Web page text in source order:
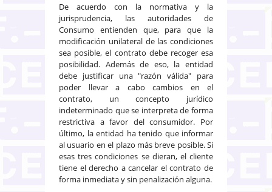
De acuerdo con la normativa y la
jurisprudencia, las autoridades de
Consumo entienden que, para que la
modificación unilateral de las condiciones
sea posible, el contrato debe recoger esa
posibilidad. Además de eso, la entidad
debe justificar una "razón válida" para
poder llevar a cabo cambios en el
contrato, un concepto jurídico
indeterminado que se interpreta de forma
restrictiva a favor del consumidor. Por
último, la entidad ha tenido que informar
al usuario en el plazo más breve posible. Si
esas tres condiciones se dieran, el cliente
tiene el derecho a cancelar el contrato de
forma inmediata y sin penalización alguna.